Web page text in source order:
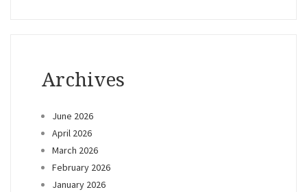
Archives
June 2026
April 2026
March 2026
February 2026
January 2026